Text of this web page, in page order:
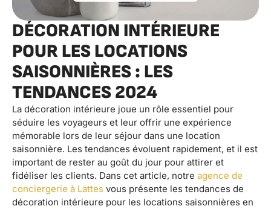
DÉCORATION INTÉRIEURE
POUR LES LOCATIONS
SAISONNIÈRES : LES
TENDANCES 2024
La décoration intérieure joue un rôle essentiel pour
séduire les voyageurs et leur offrir une expérience
mémorable lors de leur séjour dans une location
saisonnière. Les tendances évoluent rapidement, et il est
important de rester au goût du jour pour attirer et
fidéliser les clients. Dans cet article, notre agence de
conciergerie à Lattes vous présente les tendances de
décoration intérieure pour les locations saisonnières en